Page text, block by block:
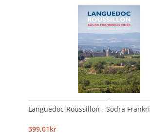
Languedoc-Roussillon - Södra
399,01kr